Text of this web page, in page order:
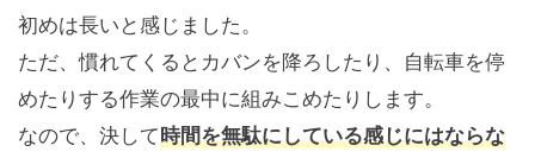
初めは長いと感じました。
ただ、慣れてくるとカバンを降ろしたり、自転車を停
めたりする作業の最中に組みこめたりします。
なので、決して時間を無駄にしている感じにはならな